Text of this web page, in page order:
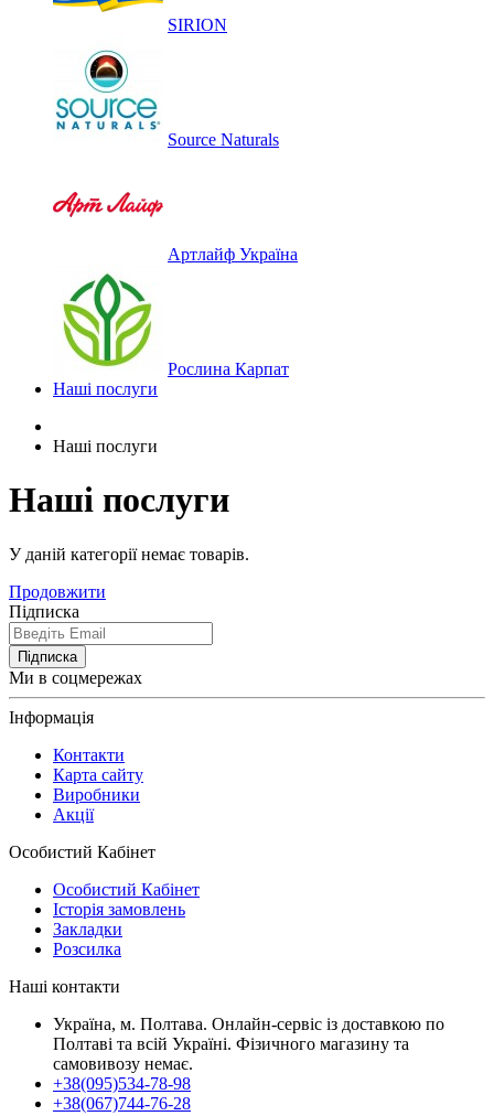
SIRION
Source Naturals
Артлайф Україна
Рослина Карпат
Наші послуги
Наші послуги
Наші послуги
У даній категорії немає товарів.
Продовжити
Підписка
Підписка
Ми в соцмережах
Інформація
Контакти
Карта сайту
Виробники
Акції
Особистий Кабінет
Особистий Кабінет
Історія замовлень
Закладки
Розсилка
Наші контакти
Україна, м. Полтава. Онлайн-сервіс із доставкою по
Полтаві та всій Україні. Фізичного магазину та
самовивозу немає.
+38(095)534-78-98
+38(067)744-76-28